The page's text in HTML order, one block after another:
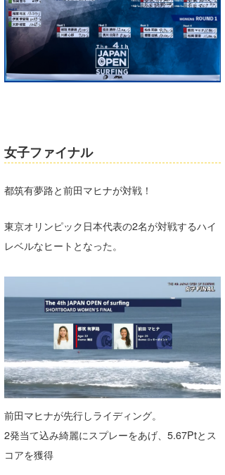
女子ファイナル
都筑有夢路と前田マヒナが対戦！
東京オリンピック日本代表の2名が対戦するハイ
レベルなヒートとなった。
前田マヒナが先行しライディング。
2発当て込み綺麗にスプレーをあげ、5.67Ptとス
コアを獲得
熊谷素子
植村未来
NOBUFUKU
大野”MAR”修聖
ECE
G◎Da
H
KY
MIN
mitz
OYZ
S.K
Soulman
VAGY
waka☆=
YUKI☆
たっちー
ハンマー